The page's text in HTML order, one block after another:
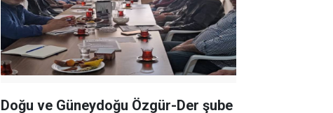
Doğu ve Güneydoğu Özgür-Der şube